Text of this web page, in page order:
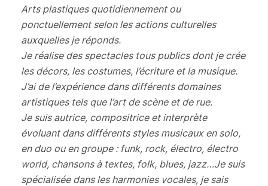
Arts plastiques quotidiennement ou
ponctuellement selon les actions culturelles
auxquelles je réponds.
Je réalise des spectacles tous publics dont je crée
les décors, les costumes, l’écriture et la musique.
J’ai de l’expérience dans différents domaines
artistiques tels que l’art de scène et de rue.
Je suis autrice, compositrice et interprète
évoluant dans différents styles musicaux en solo,
en duo ou en groupe : funk, rock, électro, électro
world, chansons à textes, folk, blues, jazz…Je suis
spécialisée dans les harmonies vocales, je sais